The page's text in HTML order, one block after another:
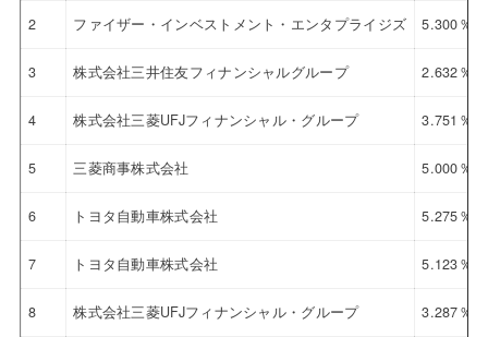
2 ファイザー・インベストメント・エンタプライジズ 5.300％
3 株式会社三井住友フィナンシャルグループ 2.632％
4 株式会社三菱UFJフィナンシャル・グループ 3.751％
5 三菱商事株式会社 5.000％
6 トヨタ自動車株式会社 5.275％
7 トヨタ自動車株式会社 5.123％
8 株式会社三菱UFJフィナンシャル・グループ 3.287％